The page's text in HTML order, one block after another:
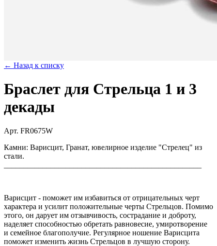
← Назад к списку
Браслет для Стрельца 1 и 3
декады
Арт. FR0675W
Камни: Варисцит, Гранат, ювелирное изделие "Стрелец" из
стали.
Варисцит - поможет им избавиться от отрицательных черт
характера и усилит положительные черты Стрельцов. Помимо
этого, он дарует им отзывчивость, сострадание и доброту,
наделяет способностью обретать равновесие, умиротворение
и семейное благополучие. Регулярное ношение Варисцита
поможет изменить жизнь Стрельцов в лучшую сторону.